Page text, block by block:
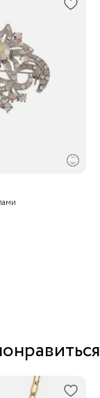
по России